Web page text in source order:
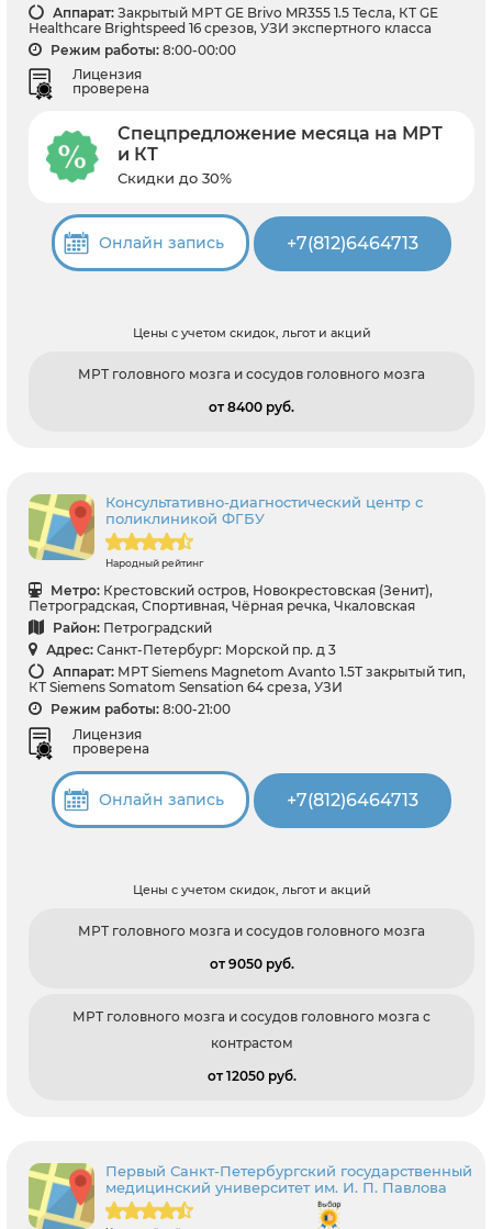
Аппарат: Закрытый МРТ GE Brivo MR355 1.5 Тесла, КТ GЕ
Healthcare Brightspeed 16 срезов, УЗИ экспертного класса
Режим работы: 8:00-00:00
Лицензия
проверена
Спецпредложение месяца на МРТ
и КТ
Скидки до 30%
Онлайн запись +7(812)6464713
Цены с учетом скидок, льгот и акций
МРТ головного мозга и сосудов головного мозга
от 8400 pуб.
Консультативно-диагностический центр с
поликлиникой ФГБУ
Народный рейтинг
Метро: Крестовский остров, Новокрестовская (Зенит),
Петроградская, Спортивная, Чёрная речка, Чкаловская
Район: Петроградский
Адрес: Санкт-Петербург: Морской пр. д 3
Аппарат: МРТ Siemens Magnetom Avanto 1.5Т закрытый тип,
КТ Siemens Somatom Sensation 64 среза, УЗИ
Режим работы: 8:00-21:00
Лицензия
проверена
Онлайн запись +7(812)6464713
Цены с учетом скидок, льгот и акций
МРТ головного мозга и сосудов головного мозга
от 9050 pуб.
МРТ головного мозга и сосудов головного мозга с
контрастом
от 12050 pуб.
Первый Санкт-Петербургский государственный
медицинский университет им. И. П. Павлова